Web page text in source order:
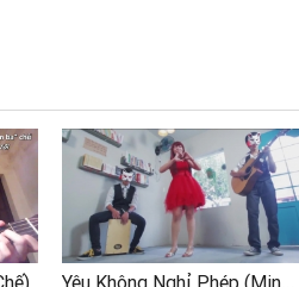
Yêu Không Nghỉ Phép (Mingoz Cover Japanese Ver)